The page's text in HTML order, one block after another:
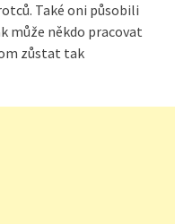
Také oni působili
může někdo pracovat
zůstat tak